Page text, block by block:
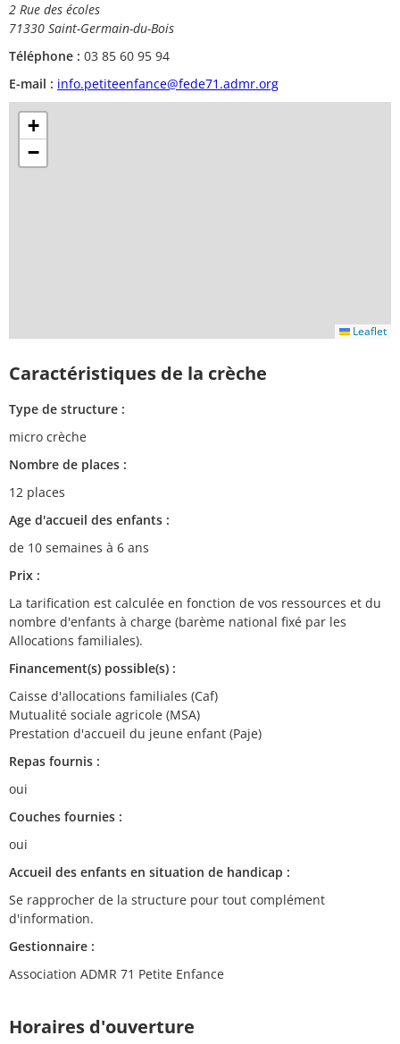
2 Rue des écoles
71330 Saint-Germain-du-Bois
Téléphone : 03 85 60 95 94
E-mail : info.petiteenfance@fede71.admr.org
+
−
Leaflet
Caractéristiques de la crèche
Type de structure :
micro crèche
Nombre de places :
12 places
Age d'accueil des enfants :
de 10 semaines à 6 ans
Prix :
La tarification est calculée en fonction de vos ressources et du
nombre d'enfants à charge (barème national fixé par les
Allocations familiales).
Financement(s) possible(s) :
Caisse d'allocations familiales (Caf)
Mutualité sociale agricole (MSA)
Prestation d'accueil du jeune enfant (Paje)
Repas fournis :
oui
Couches fournies :
oui
Accueil des enfants en situation de handicap :
Se rapprocher de la structure pour tout complément
d'information.
Gestionnaire :
Association ADMR 71 Petite Enfance
Horaires d'ouverture